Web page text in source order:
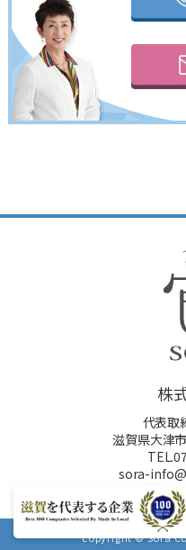
株
代表取
滋賀県大津
sora-
copyright © Sora